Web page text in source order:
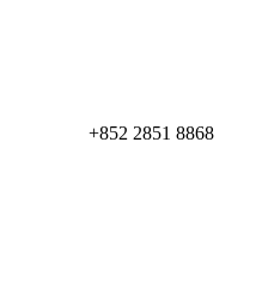
+852 2851 8868